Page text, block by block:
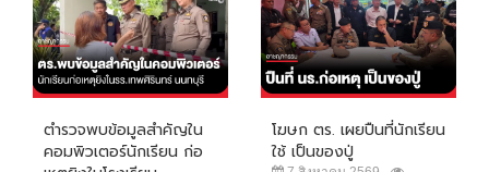
ตำรวจพบข้อมูลสำคัญใน
คอมพิวเตอร์นักเรียน ก่อ
โฆษก ตร. เผยปืนที่นักเรียน
ใช้ เป็นของปู่